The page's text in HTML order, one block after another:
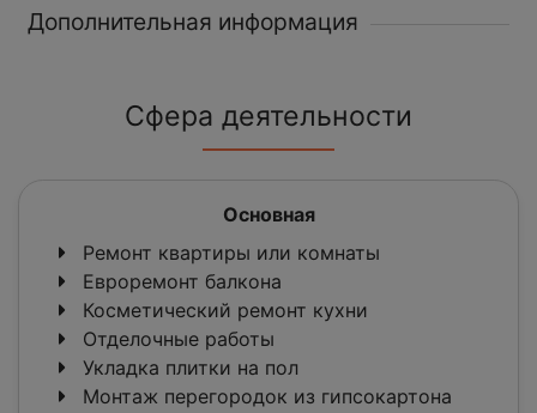
Дополнительная информация
Сфера деятельности
Основная
Ремонт квартиры или комнаты
Евроремонт балкона
Косметический ремонт кухни
Отделочные работы
Укладка плитки на пол
Монтаж перегородок из гипсокартона